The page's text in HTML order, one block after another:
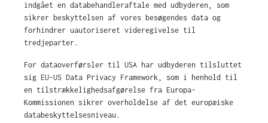
indgået en databehandleraftale med udbyderen, som
sikrer beskyttelsen af vores besøgendes data og
forhindrer uautoriseret videregivelse til
tredjeparter.
For dataoverførsler til USA har udbyderen tilsluttet
sig EU-US Data Privacy Framework, som i henhold til
en tilstrækkelighedsafgørelse fra Europa-
Kommissionen sikrer overholdelse af det europæiske
databeskyttelsesniveau.